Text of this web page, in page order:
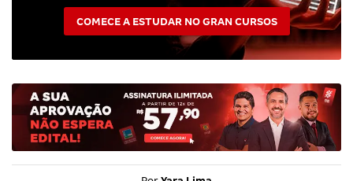
COMECE A ESTUDAR NO GRAN CURSOS